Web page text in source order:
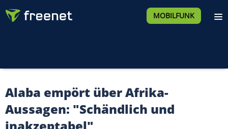
MOBILFUNK
Alaba empört über Afrika-
Aussagen: "Schändlich und